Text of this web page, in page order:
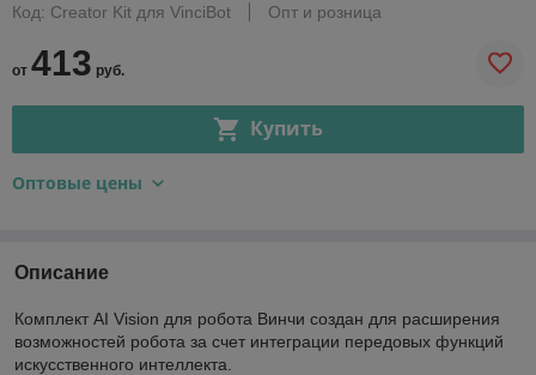
Код: Creator Kit для VinciBot
Опт и розница
от 413 руб.
Купить
Оптовые цены
Описание
Комплект AI Vision для робота Винчи создан для расширения
возможностей робота за счет интеграции передовых функций
искусственного интеллекта.